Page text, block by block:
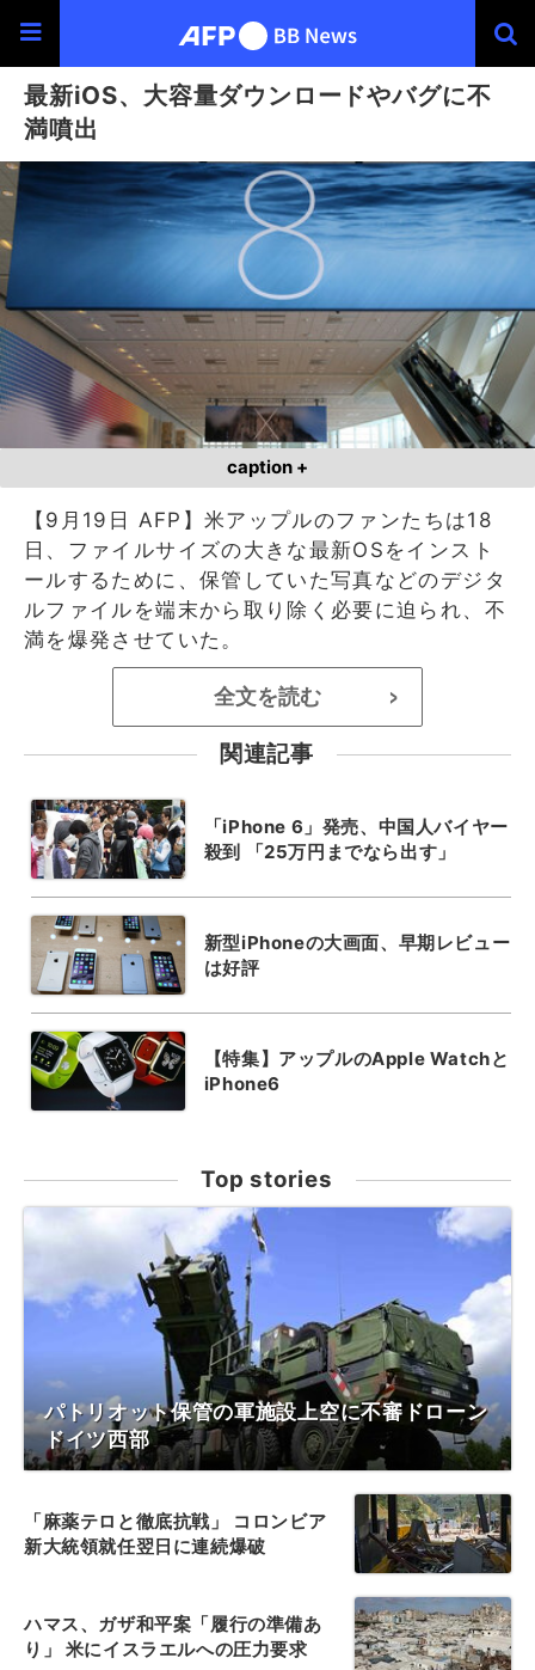
最新iOS、大容量ダウンロードやバグに不
満噴出
caption +
【9月19日 AFP】米アップルのファンたちは18
日、ファイルサイズの大きな最新OSをインスト
ールするために、保管していた写真などのデジタ
ルファイルを端末から取り除く必要に迫られ、不
満を爆発させていた。
全文を読む >
関連記事
「iPhone 6」発売、中国人バイヤー
殺到 「25万円までなら出す」
新型iPhoneの大画面、早期レビュー
は好評
【特集】アップルのApple Watchと
iPhone6
Top stories
パトリオット保管の軍施設上空に不審ドローン
ドイツ西部
「麻薬テロと徹底抗戦」 コロンビア
新大統領就任翌日に連続爆破
ハマス、ガザ和平案「履行の準備あ
り」 米にイスラエルへの圧力要求